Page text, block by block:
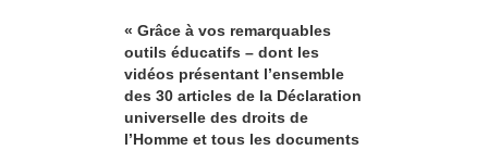
« Grâce à vos remarquables
outils éducatifs – dont les
vidéos présentant l’ensemble
des 30 articles de la Déclaration
universelle des droits de
l’Homme et tous les documents